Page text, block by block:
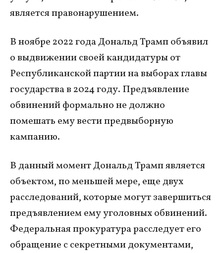
является правонарушением.
В ноябре 2022 года Дональд Трамп объявил
о выдвижении своей кандидатуры от
Республиканской партии на выборах главы
государства в 2024 году. Предъявление
обвинений формально не должно
помешать ему вести предвыборную
кампанию.
В данный момент Дональд Трамп является
объектом, по меньшей мере, еще двух
расследований, которые могут завершиться
предъявлением ему уголовных обвинений.
Федеральная прокуратура расследует его
обращение с секретными документами,